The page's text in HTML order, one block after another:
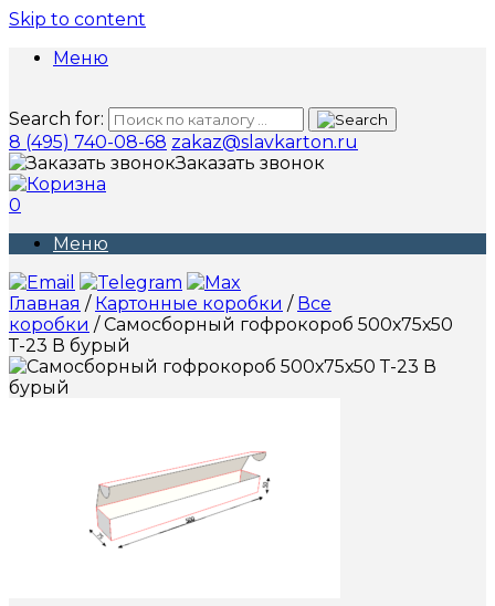
Skip to content
Меню
Search for:
8 (495) 740-08-68 zakaz@slavkarton.ru
Заказать звонок
0
Меню
Главная / Картонные коробки / Все
коробки / Самосборный гофрокороб 500х75х50
Т-23 В бурый